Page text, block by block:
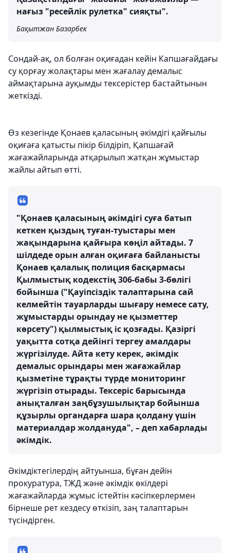
нағыз "ресейлік рулетка" сияқты".
Бақытжан Базарбек
Сондай-ақ, ол болған оқиғадан кейін Капшағайдағы
су қорғау жолақтары мен жағалау демалыс
аймақтарына ауқымды тексерістер бастайтынын
жеткізді.
Өз кезегінде Қонаев қаласының әкімдігі қайғылы
оқиғаға қатысты пікір білдіріп, Қапшағай
жағажайларында атқарылып жатқан жұмыстар
жайлы айтып өтті.
"Қонаев қаласының әкімдігі суға батып
кеткен қыздың туған-туыстары мен
жақындарына қайғыра көңіл айтады. 7
шілдеде орын алған оқиғаға байланысты
Қонаев қалалық полиция басқармасы
Қылмыстық кодекстің 306-бабы 3-бөлігі
бойынша ("Қауіпсіздік талаптарына сай
келмейтін тауарларды шығару немесе сату,
жұмыстарды орындау не қызметтер
көрсету") қылмыстық іс қозғады. Қазіргі
уақытта сотқа дейінгі тергеу амалдары
жүргізілуде. Айта кету керек, әкімдік
демалыс орындары мен жағажайлар
қызметіне тұрақты түрде мониторинг
жүргізіп отырады. Тексеріс барысында
анықталған заңбұзушылықтар бойынша
құзырлы органдарға шара қолдану үшін
материалдар жолдануда", – деп хабарлады
әкімдік.
Әкімдіктегілердің айтуынша, бұған дейін
прокуратура, ТЖД және әкімдік өкілдері
жағажайларда жұмыс істейтін кәсіпкерлермен
бірнеше рет кездесу өткізіп, заң талаптарын
түсіндірген.